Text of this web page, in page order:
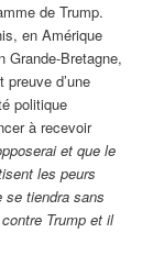
de Trump.
en Amérique
Grande-Bretagne,
d’une
politique
à recevoir
et que le
les peurs
se tiendra sans
Trump et il